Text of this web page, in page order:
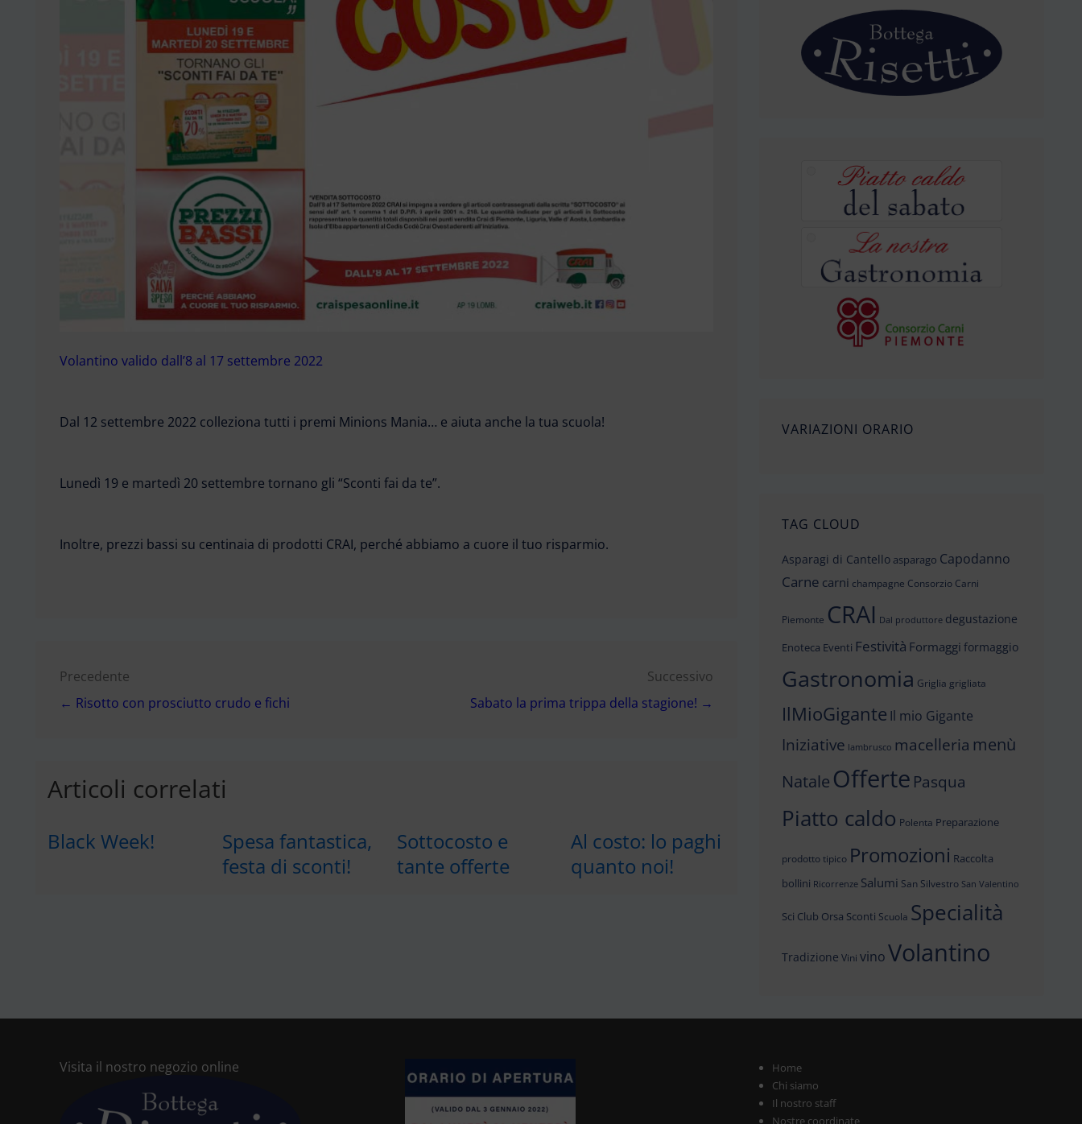
Volantino valido dall’8 al 17 settembre 2022
Dal 12 settembre 2022 colleziona tutti i premi Minions Mania… e aiuta anche la tua scuola!
Lunedì 19 e martedì 20 settembre tornano gli “Sconti fai da te”.
Inoltre, prezzi bassi su centinaia di prodotti CRAI, perché abbiamo a cuore il tuo risparmio.
Navigazione
articoli
Precedente
← Risotto con prosciutto crudo e fichi
Successivo
Sabato la prima trippa della stagione! →
Articoli correlati
Black Week!
Spesa fantastica,
festa di sconti!
Sottocosto e
tante offerte
Al costo: lo paghi
quanto noi!
VARIAZIONI ORARIO
TAG CLOUD
Asparagi di Cantello asparago Capodanno
Carne carni champagne Consorzio Carni
Piemonte CRAI Dal produttore degustazione
Enoteca Eventi Festività Formaggi formaggio
Gastronomia Griglia grigliata
IlMioGigante Il mio Gigante
Iniziative lambrusco macelleria menù
Natale Offerte Pasqua
Piatto caldo Polenta Preparazione
prodotto tipico Promozioni Raccolta
bollini Ricorrenze Salumi San Silvestro San Valentino
Sci Club Orsa Sconti Scuola Specialità
Tradizione Vini vinoVolantino
Visita il nostro negozio online
Home
Chi siamo
Il nostro staff
Nostre coordinate